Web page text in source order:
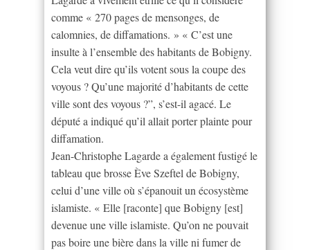
comme « 270 pages de mensonges, de
calomnies, de diffamations. » « C’est une
insulte à l’ensemble des habitants de Bobigny.
Cela veut dire qu’ils votent sous la coupe des
voyous ? Qu’une majorité d’habitants de cette
ville sont des voyous ?”, s’est-il agacé. Le
député a indiqué qu’il allait porter plainte pour
diffamation.
Jean-Christophe Lagarde a également fustigé le
tableau que brosse Ève Szeftel de Bobigny,
celui d’une ville où s’épanouit un écosystème
islamiste. « Elle [raconte] que Bobigny [est]
devenue une ville islamiste. Qu’on ne pouvait
pas boire une bière dans la ville ni fumer de